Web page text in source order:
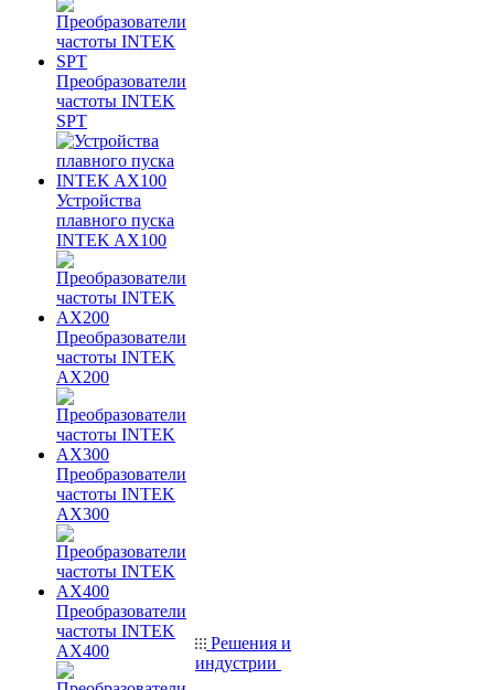
Преобразователи
частоты INTEK
SPT
Устройства
плавного пуска
INTEK AX100
Преобразователи
частоты INTEK
AX200
Преобразователи
частоты INTEK
AX300
Преобразователи
частоты INTEK
AX400
Решения и
индустрии